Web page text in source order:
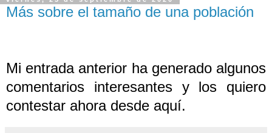
Más sobre el tamaño de una población
Mi entrada anterior ha generado algunos
comentarios interesantes y los quiero
contestar ahora desde aquí.